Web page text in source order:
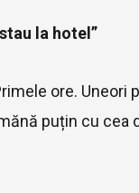
la hotel”
ore. Uneori
puțin cu